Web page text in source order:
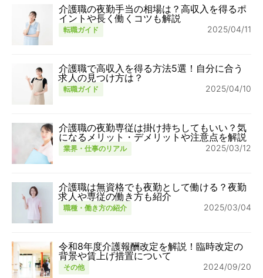
介護職の夜勤手当の相場は？高収入を得るポ
イントや長く働くコツも解説
転職ガイド 2025/04/11
介護職で高収入を得る方法5選！自分に合う
求人の見つけ方は？
転職ガイド 2025/04/10
介護職の夜勤専従は掛け持ちしてもいい？気
になるメリット・デメリットや注意点を解説
業界・仕事のリアル 2025/03/12
介護職は無資格でも夜勤として働ける？夜勤
求人や専従の働き方も紹介
職種・働き方の紹介 2025/03/04
令和8年度介護報酬改定を解説！臨時改定の
背景や賃上げ措置について
その他 2024/09/20